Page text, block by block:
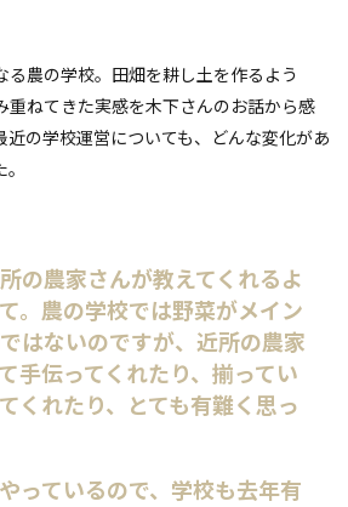
る農の学校。田畑を耕し土を作るよう
重ねてきた実感を木下さんのお話から感
近の学校運営についても、どんな変化があ
の農家さんが教えてくれるよ
。農の学校では野菜がメイン
はないのですが、近所の農家
手伝ってくれたり、揃ってい
くれたり、とても有難く思っ
っているので、学校も去年有